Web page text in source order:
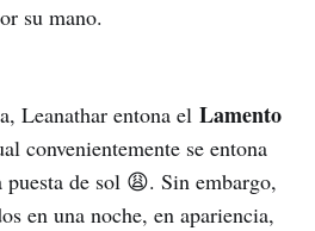
su mano.
Leanathar entona el Lamento
convenientemente se entona
puesta de sol 😩. Sin embargo,
en una noche, en apariencia,